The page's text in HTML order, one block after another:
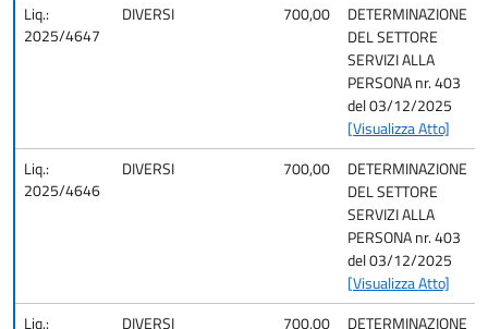
Liq.:
2025/4647
DIVERSI 700,00
DETERMINAZIONE
DEL SETTORE
SERVIZI ALLA
PERSONA nr. 403
del 03/12/2025
[Visualizza Atto]
Liq.:
2025/4646
DIVERSI 700,00
DETERMINAZIONE
DEL SETTORE
SERVIZI ALLA
PERSONA nr. 403
del 03/12/2025
[Visualizza Atto]
Liq.:
DIVERSI 700,00
DETERMINAZIONE